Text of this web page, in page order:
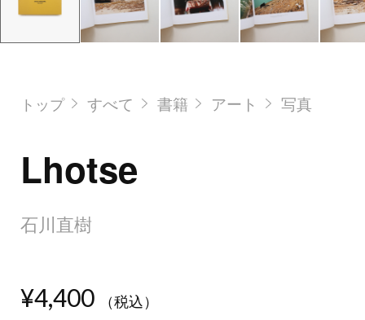
トップ すべて 書籍 アート 写真
Lhotse
石川直樹
¥4,400 （税込）